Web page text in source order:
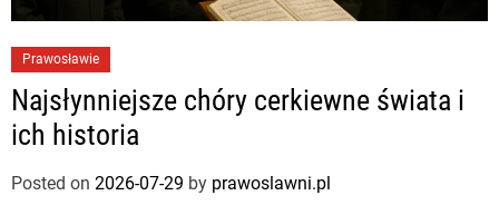
Prawosławie
Najsłynniejsze chóry cerkiewne świata i
ich historia
Posted on 2026-07-29 by prawoslawni.pl